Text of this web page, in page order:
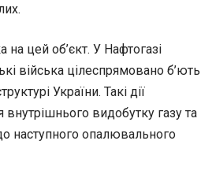
цей об’єкт. У Нафтогазі
війська цілеспрямовано б’ють
України. Такі дії
видобутку газу та
наступного опалювального